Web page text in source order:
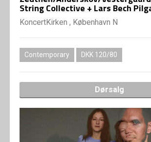
String Collective + Lars Bech
KoncertKirken , København N
Contemporary DKK 120/80
Dørsalg